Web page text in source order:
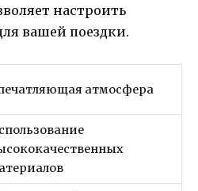
настроить
вашей поездки.
атмосфера